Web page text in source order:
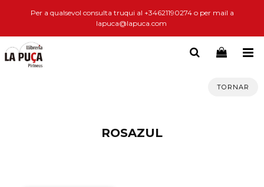
Per a qualsevol consulta truqui al +34621190274 o per mail a
lapuca@lapuca.com
TORNAR
ROSAZUL